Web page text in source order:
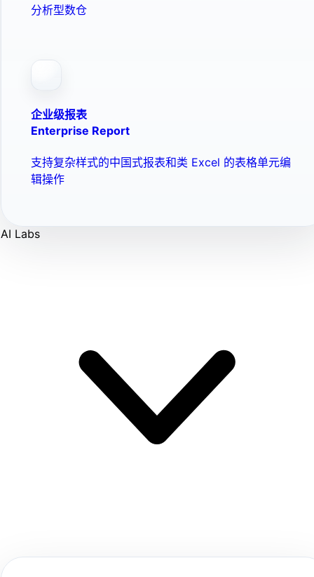
分析型数仓
企业级报表
Enterprise Report
支持复杂样式的中国式报表和类 Excel 的表格单元编
辑操作
AI Labs